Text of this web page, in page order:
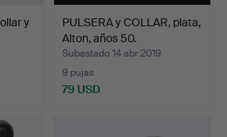
y
PULSERA y COLLAR, plata,
Alton, años 50.
Subastado 14 abr 2019
9 pujas
79 USD